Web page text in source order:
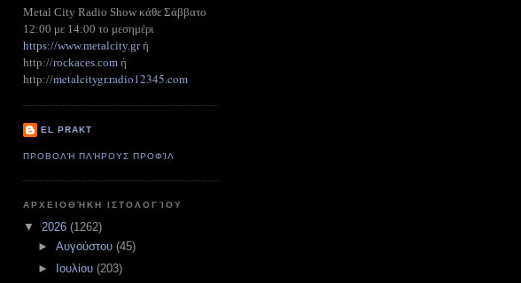
Metal City Radio Show κάθε Σάββατο
12:00 με 14:00 το μεσημέρι
https://www.metalcity.grή
http://rockaces.com ή
http://metalcitygr.radio12345.com
EL PRAKT
ΠΡΟΒΟΛΉ ΠΛΉΡΟΥΣ ΠΡΟΦΊΛ
ΑΡΧΕΙΟΘΉΚΗ ΙΣΤΟΛΟΓΊΟΥ
▼ 2026 (1262)
► Αυγούστου (45)
►
Ιουλίου (203)